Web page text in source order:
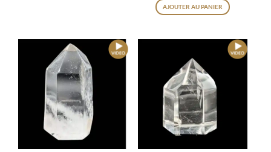
AJOUTER AU PANIER